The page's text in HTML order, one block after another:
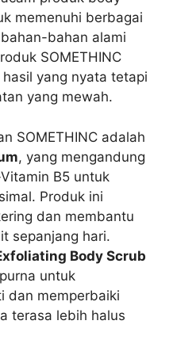
memenuhi berbagai
bahan alami
SOMETHINC
yang nyata tetapi
yang mewah.
SOMETHINC adalah
, yang mengandung
B5 untuk
Produk ini
dan membantu
sepanjang hari.
Body Scrub
untuk
dan memperbaiki
terasa lebih halus